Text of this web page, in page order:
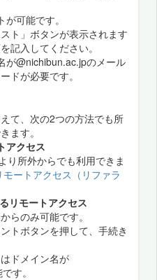
可能です。
ト」ボタンが表示されます
記入してください。
が@nichibun.ac.jpのメール
ドが必要です。
て、次の2つの方法でも所
ます。
アクセス
り所外からでも利用できま
ートアクセス（リファラ
リモートアクセス
らのみ可能です。
トボタンを押して、手続き
ドメイン名が
す。